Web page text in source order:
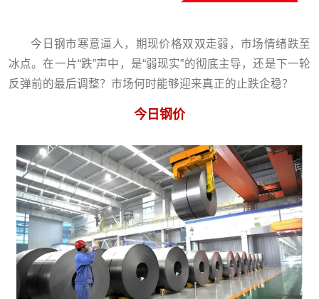
今日钢市寒意逼人，期现价格双双走弱，市场情绪跌至
冰点。在一片“跌”声中，是“弱现实”的彻底主导，还是下一轮
反弹前的最后调整？市场何时能够迎来真正的止跌企稳？
今日钢价